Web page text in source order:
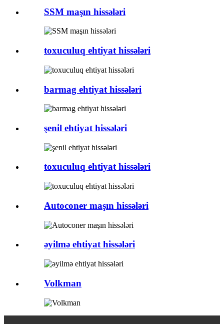
SSM maşın hissələri
toxuculuq ehtiyat hissələri
barmag ehtiyat hissələri
şenil ehtiyat hissələri
toxuculuq ehtiyat hissələri
Autoconer maşın hissələri
əyilmə ehtiyat hissələri
Volkman